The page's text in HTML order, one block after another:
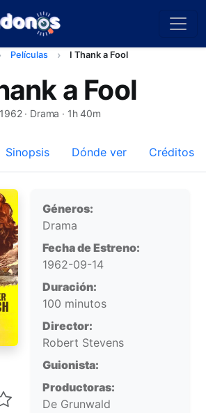
Películas I Thank a Fool
a Fool
1962· Drama · 1h 40m
Sinopsis Dónde ver Créditos
a Fool
Géneros:
Drama
Fecha de Estreno:
1962-09-14
Duración:
100 minutos
Director:
Robert Stevens
Guionista:
Productoras:
De Grunwald